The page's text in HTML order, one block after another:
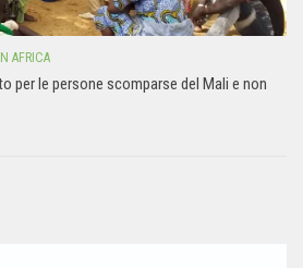
AFRICA
per le persone scomparse del Mali e non